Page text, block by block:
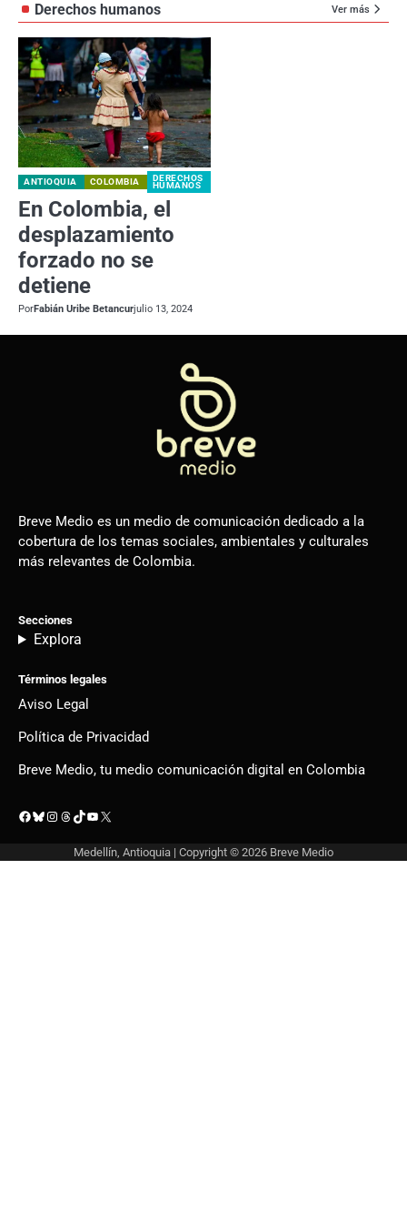
Derechos humanos Ver más
ANTIOQUIA COLOMBIA DERECHOS
HUMANOS
En Colombia, el
desplazamiento
forzado no se
detiene
PorFabián Uribe Betancurjulio 13, 2024
Breve Medio es un medio de comunicación dedicado a la
cobertura de los temas sociales, ambientales y culturales
más relevantes de Colombia.
Secciones
Explora
Términos legales
Aviso Legal
Política de Privacidad
Breve Medio, tu medio comunicación digital en Colombia
Facebook
Bluesky
Instagram
Threads
TikTok
YouTube
X
Medellín, Antioquia | Copyright © 2026 Breve Medio